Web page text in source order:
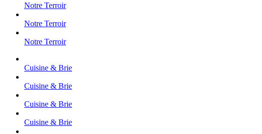
Notre Terroir
Notre Terroir
Notre Terroir
Cuisine & Brie
Cuisine & Brie
Cuisine & Brie
Cuisine & Brie